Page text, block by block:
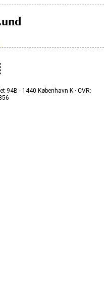
94B · 1440 København K · CVR: